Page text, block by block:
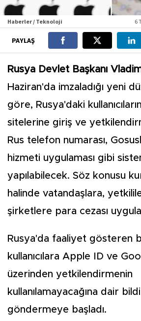
Haberler / Teknoloji 6
PAYLAŞ
Rusya Devlet Başkanı
Haziran'da imzaladığı yeni
göre, Rusya'daki
sitelerine giriş ve
Rus telefon numarası,
hizmeti uygulaması gibi
yapılabilecek. Söz konusu
halinde vatandaşlara,
şirketlere para cezası
Rusya'da faaliyet gösteren
kullanıcılara Apple ID ve
üzerinden yetkilendirmenin
kullanılamayacağına dair
göndermeye başladı.